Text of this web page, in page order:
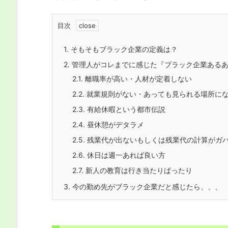
目次
1. そもそもブラック企業の定義は？
2. 管理人がコレまでに感じた『ブラック企業あるあ
2.1. 離職率が高い・人材が定着しない
2.2. 就業規則がない・あっても見られる場所に
2.3. 有給休暇という都市伝説
2.4. 昼休憩がデタラメ
2.5. 残業代が出ないもしくは残業代の計算がガ
2.6. 休日は週一あれば良い方
2.7. 新人の教育は行き当たりばったり
3. 今の勤め先がブラック企業だと感じたら、、、